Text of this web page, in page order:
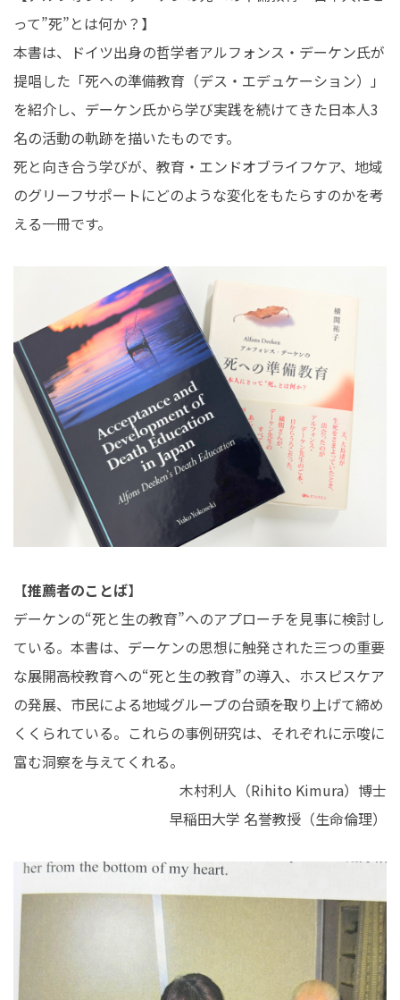
って”死”とは何か？】
本書は、ドイツ出身の哲学者アルフォンス・デーケン氏が
提唱した「死への準備教育（デス・エデュケーション）」
を紹介し、デーケン氏から学び実践を続けてきた日本人3
名の活動の軌跡を描いたものです。
死と向き合う学びが、教育・エンドオブライフケア、地域
のグリーフサポートにどのような変化をもたらすのかを考
える一冊です。
【推薦者のことば】
デーケンの“死と生の教育”へのアプローチを見事に検討し
ている。本書は、デーケンの思想に触発された三つの重要
な展開――高校教育への“死と生の教育”の導入、ホスピスケア
の発展、市民による地域グループの台頭――を取り上げて締め
くくられている。これらの事例研究は、それぞれに示唆に
富む洞察を与えてくれる。
木村利人（Rihito Kimura）博士
早稲田大学 名誉教授（生命倫理）